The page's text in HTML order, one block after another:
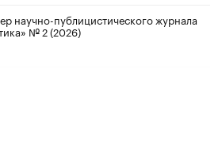
научно-публицистического журнала
№ 2 (2026)